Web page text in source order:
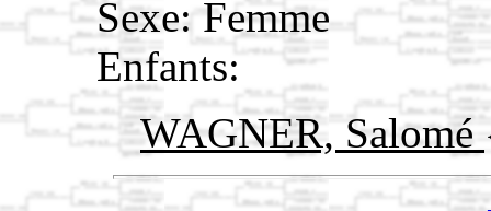
Sexe: Femme
Enfants:
WAGNER, Salomé